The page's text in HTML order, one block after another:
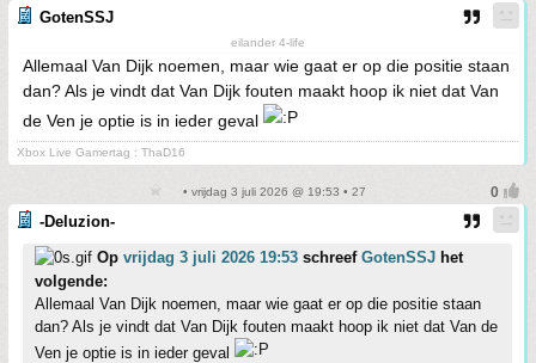
GotenSSJ
eilander 4-life
Allemaal Van Dijk noemen, maar wie gaat er op die positie staan
dan? Als je vindt dat Van Dijk fouten maakt hoop ik niet dat Van
de Ven je optie is in ieder geval
Xbox Live Gamertag : ThaD16
• vrijdag 3 juli 2026 @ 19:53 • 27
-Deluzion-
Op vrijdag 3 juli 2026 19:53 schreef GotenSSJ het
volgende:
Allemaal Van Dijk noemen, maar wie gaat er op die positie staan
dan? Als je vindt dat Van Dijk fouten maakt hoop ik niet dat Van de
Ven je optie is in ieder geval